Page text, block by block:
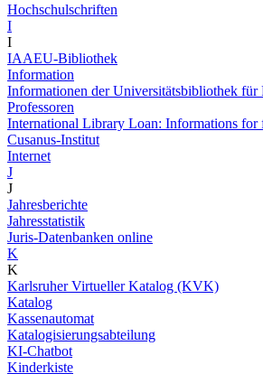
Hochschulschriften
I
I
IAAEU-Bibliothek
Information
Informationen der Universitätsbibliothek für
Professoren
International Library Loan: Informations for
Cusanus-Institut
Internet
J
J
Jahresberichte
Jahresstatistik
Juris-Datenbanken online
K
K
Karlsruher Virtueller Katalog (KVK)
Katalog
Kassenautomat
Katalogisierungsabteilung
KI-Chatbot
Kinderkiste